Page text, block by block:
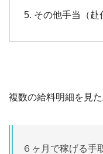
その他手当（赴
複数の給料明細を見
６ヶ月で稼げる手